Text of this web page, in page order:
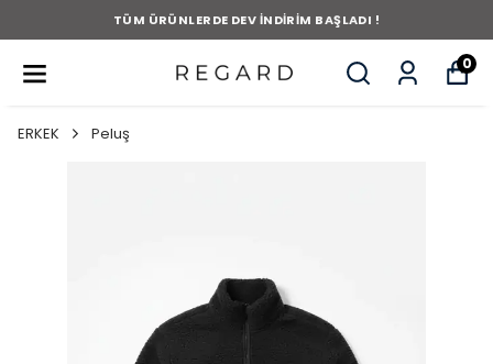
TÜM ÜRÜNLERDE DEV İNDİRİM BAŞLADI !
0
ERKEK Peluş